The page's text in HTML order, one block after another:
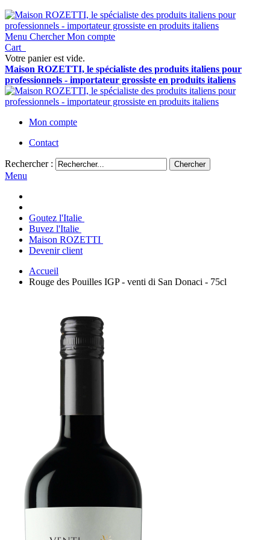
Menu Chercher Mon compte
Cart
Votre panier est vide.
Maison ROZETTI, le spécialiste des produits italiens pour
professionnels - importateur grossiste en produits italiens
Mon compte
Contact
Rechercher : Chercher
Menu
Goutez l'Italie
Buvez l'Italie
Maison ROZETTI
Devenir client
Accueil
Rouge des Pouilles IGP - venti di San Donaci - 75cl